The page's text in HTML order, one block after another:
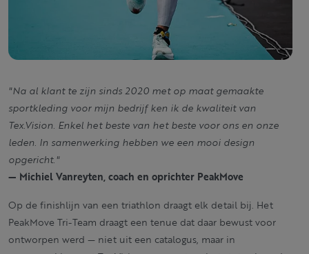
"Na al klant te zijn sinds 2020 met op maat gemaakte
sportkleding voor mijn bedrijf ken ik de kwaliteit van
Tex.Vision. Enkel het beste van het beste voor ons en onze
leden. In samenwerking hebben we een mooi design
opgericht."
— Michiel Vanreyten, coach en oprichter PeakMove
Op de finishlijn van een triathlon draagt elk detail bij. Het
PeakMove Tri-Team draagt een tenue dat daar bewust voor
ontworpen werd — niet uit een catalogus, maar in